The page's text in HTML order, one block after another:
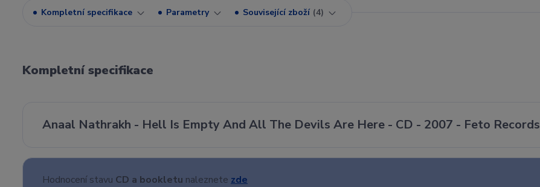
Kompletní specifikace Parametry Související zboží 4
Kompletní specifikace
Anaal Nathrakh - Hell Is Empty And All The Devils Are Here - CD - 2007 - Feto Records
Hodnocení stavu CD a bookletu naleznete zde